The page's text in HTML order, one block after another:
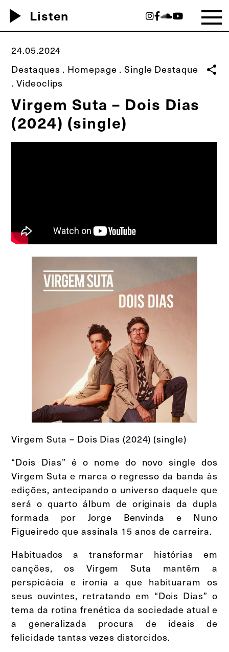
play_arrow Listen
24.05.2024
Destaques . Homepage .Single Destaque
.Videoclips
share
Virgem Suta – Dois Dias
(2024) (single)
Virgem Suta – Dois Dias (2024) (single)
“Dois Dias” é o nome do novo single dos
Virgem Suta e marca o regresso da banda às
edições, antecipando o universo daquele que
será o quarto álbum de originais da dupla
formada por Jorge Benvinda e Nuno
Figueiredo que assinala 15 anos de carreira.
Habituados a transformar histórias em
canções, os Virgem Suta mantêm a
perspicácia e ironia a que habituaram os
seus ouvintes, retratando em “Dois Dias” o
tema da rotina frenética da sociedade atual e
a generalizada procura de ideais de
felicidade tantas vezes distorcidos.